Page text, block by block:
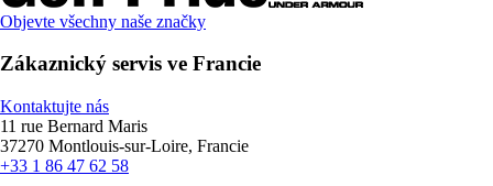
Objevte všechny naše značky
Zákaznický servis ve Francie
Kontaktujte nás
11 rue Bernard Maris
37270 Montlouis-sur-Loire, Francie
+33 1 86 47 62 58